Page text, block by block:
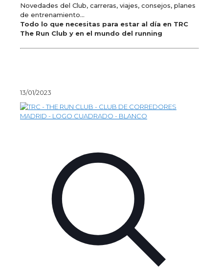
Novedades del Club, carreras, viajes, consejos, planes
de entrenamiento...
Todo lo que necesitas para estar al día en TRC
The Run Club y en el mundo del running
13/01/2023